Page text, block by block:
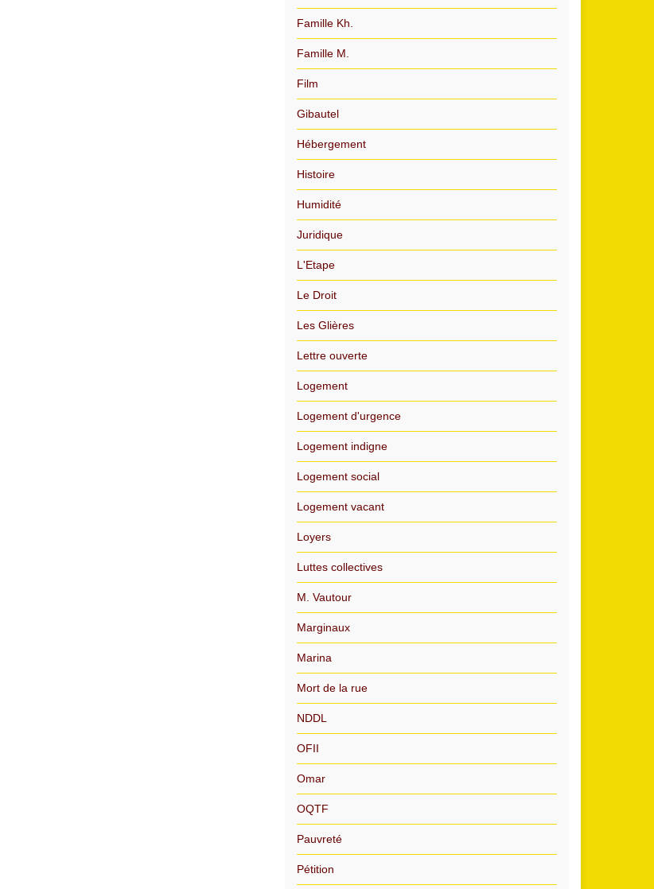
Famille Kh.
Famille M.
Film
Gibautel
Hébergement
Histoire
Humidité
Juridique
L'Etape
Le Droit
Les Glières
Lettre ouverte
Logement
Logement d'urgence
Logement indigne
Logement social
Logement vacant
Loyers
Luttes collectives
M. Vautour
Marginaux
Marina
Mort de la rue
NDDL
OFII
Omar
OQTF
Pauvreté
Pétition